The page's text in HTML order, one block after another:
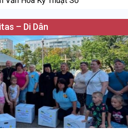
– Di Dân